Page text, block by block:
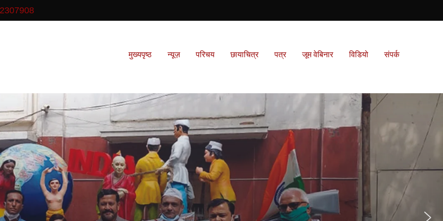
मुख्यपृष्ठ न्यूज़ परिचय छायाचित्र पत्र जूम वेबिनार विडियो संपर्क